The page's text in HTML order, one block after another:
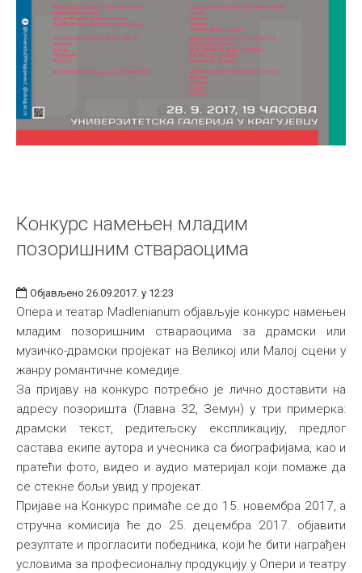
Конкурс намењен младим
позоришним ствараоцима
Објављено 26.09.2017. у 12:23
Опера и театар Madlenianum објављује конкурс намењен
младим позоришним ствараоцима за драмски или
музичко-драмски пројекат на Великој или Малој сцени у
жанру романтичне комедије.
За пријаву на конкурс потребно је лично доставити на
адресу позоришта (Главна 32, Земун) у три примерка:
драмски текст, редитељску експликацију, предлог
састава екипе аутора и учесника са биографијама, као и
пратећи фото, видео и аудио материjал који помаже да
се стeкне бољи увид у пројекат.
Пријаве на Конкурс примаће се до 15. новембра 2017, а
стручна комисија ће до 25. децембра 2017. објавити
резултате и прогласити победника, који ће бити награђен
условима за професионалну продукцију у Опери и театру